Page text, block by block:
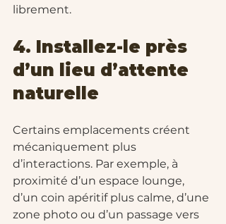
librement.
4. Installez-le près
d’un lieu d’attente
naturelle
Certains emplacements créent
mécaniquement plus
d’interactions. Par exemple, à
proximité d’un espace lounge,
d’un coin apéritif plus calme, d’une
zone photo ou d’un passage vers